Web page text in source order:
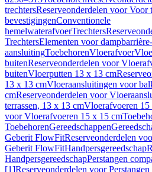
trechtersReserveonderdelen voor Voor
bevestigingenConventionele
hemelwaterafvoerTrechters
TrechtersElementen voor dampbarrière-
aansluitingToebehorenVloerafvoer
buitenReserveonderdelen voor
buitenVloerputten 13 x 13 cm
13 x 13 cmVloeraansluitingen voor
cmReserveonderdelen voor
terrassen, 13 x 13 cmVloerafvoeren 15
voor Vloerafvoeren 15 x 15 cm
ToebehorenGereedschappen
Geberit FlowFitReserveonderdelen
Geberit FlowFitHandpersgereedschap
HandpersgereedschapPerstangen
[1]Reserveonderdelen voor